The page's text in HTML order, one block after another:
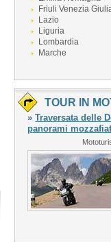
Friuli Venezia
Lazio
Liguria
Lombardia
Marche
TOUR IN
»Traversata delle
panorami